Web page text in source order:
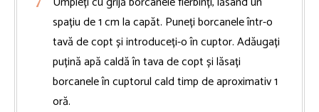
spațiu de 1 cm la capăt. Puneți borcanele într-o
tavă de copt și introduceți-o în cuptor. Adăugați
puțină apă caldă în tava de copt și lăsați
borcanele în cuptorul cald timp de aproximativ 1
oră.